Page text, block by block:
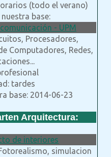
(todo el verano)
base:
- UPM
Procesadores,
Computadores, Redes,
tardes
base: 2014-06-23
Arquitectura:
de interiores
simulacion